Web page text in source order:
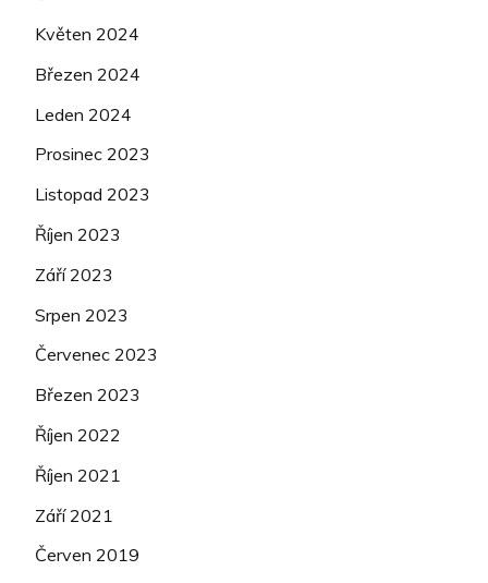
Květen 2024
Březen 2024
Leden 2024
Prosinec 2023
Listopad 2023
Říjen 2023
Září 2023
Srpen 2023
Červenec 2023
Březen 2023
Říjen 2022
Říjen 2021
Září 2021
Červen 2019